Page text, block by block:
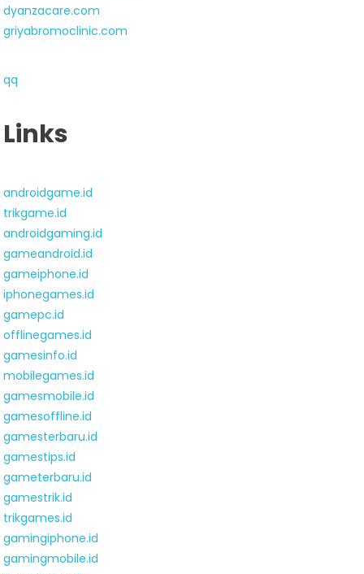
dyanzacare.com
griyabromoclinic.com
qq
Links
androidgame.id
trikgame.id
androidgaming.id
gameandroid.id
gameiphone.id
iphonegames.id
gamepc.id
offlinegames.id
gamesinfo.id
mobilegames.id
gamesmobile.id
gamesoffline.id
gamesterbaru.id
gamestips.id
gameterbaru.id
gamestrik.id
trikgames.id
gamingiphone.id
gamingmobile.id